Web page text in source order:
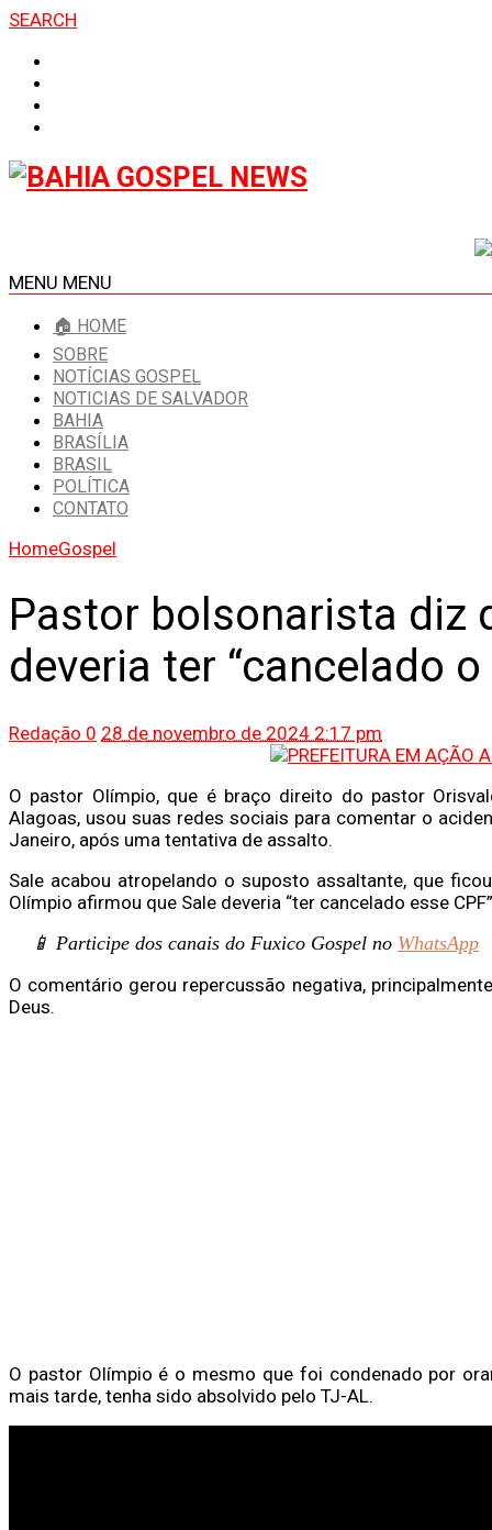
SEARCH
MENU MENU
🏠 HOME
SOBRE
NOTÍCIAS GOSPEL
NOTICIAS DE SALVADOR
BAHIA
BRASÍLIA
BRASIL
POLÍTICA
CONTATO
HomeGospel
Pastor bolsonarista diz
deveria ter “cancelado
Redação 0 28 de novembro de 2024 2:17 pm
O pastor Olímpio, que é braço direito do pastor
Alagoas, usou suas redes sociais para comentar o
Janeiro, após uma tentativa de assalto.
Sale acabou atropelando o suposto assaltante, que
Olímpio afirmou que Sale deveria “ter cancelado esse
📱 Participe dos canais do Fuxico Gospel no WhatsApp
O comentário gerou repercussão negativa,
Deus.
O pastor Olímpio é o mesmo que foi condenado por
mais tarde, tenha sido absolvido pelo TJ-AL.